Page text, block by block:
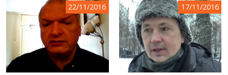
22/11/2016 17/11/2016